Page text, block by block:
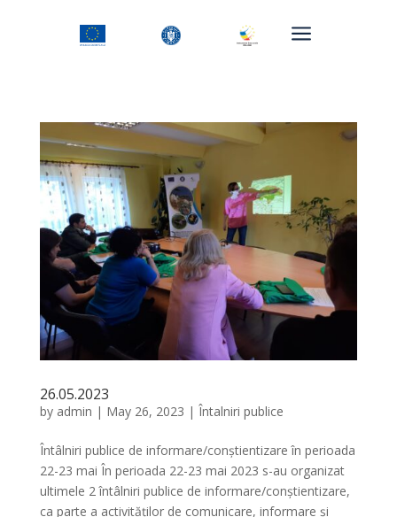
a
26.05.2023
by admin | May 26, 2023 | Întalniri publice
Întâlniri publice de informare/conștientizare în perioada
22-23 mai În perioada 22-23 mai 2023 s-au organizat
ultimele 2 întâlniri publice de informare/conștientizare,
ca parte a activităților de comunicare, informare și